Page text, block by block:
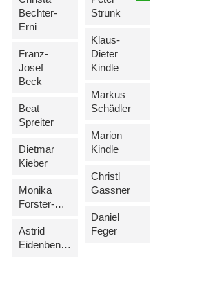
Bechter-
Erni
Franz-
Josef
Beck
Beat
Spreiter
Dietmar
Kieber
Monika
Forster-Rehak
Astrid
Eidenbenz-Wanger
Strunk
Klaus-
Dieter
Kindle
Markus
Schädler
Marion
Kindle
Christl
Gassner
Daniel
Feger